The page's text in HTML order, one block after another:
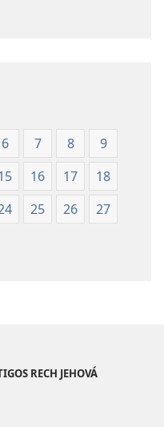
6 7 8
9
16 17
18
25 26
27
RECH JEHOVÁ